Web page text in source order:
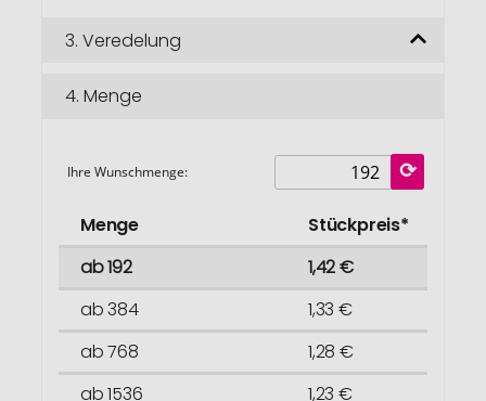
3. Veredelung
4. Menge
Ihre Wunschmenge:
Menge
Stückpreis*
ab 192
1,42 €
ab 384
1,33 €
ab 768
1,28 €
ab 1536
1,23 €